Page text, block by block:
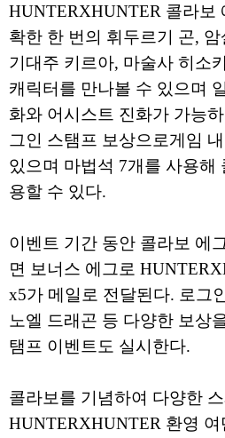
HUNTERXHUNTER 콜라보
확한 한 번의 휘두르기 곤,
기대주 키르아, 마술사 히소
캐릭터를 만나볼 수 있으며
화와 어시스트 진화가 가능
그인 스탬프 보상으로게임
있으며 마법석 7개를 사용해
용할 수 있다.
이벤트 기간 동안 콜라보 에
면 보너스 에그로
x5가 메일로 전달된다. 로그
노엘 드래곤 등 다양한 보상
탬프 이벤트도 실시한다.
콜라보를 기념하여 다양한
HUNTERXHUNTER 환영 여